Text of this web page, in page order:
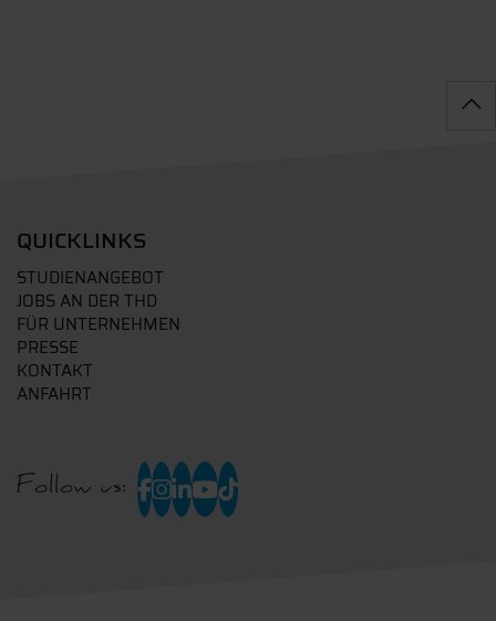
QUICKLINKS
STUDIENANGEBOT
JOBS AN DER THD
FÜR UNTERNEHMEN
PRESSE
KONTAKT
ANFAHRT
Follow us: